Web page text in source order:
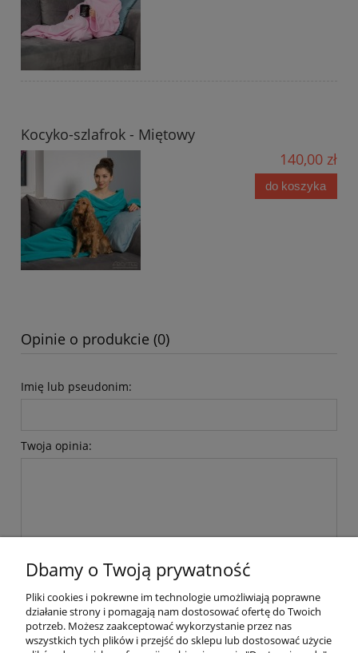
Kocyko-szlafrok - Miętowy
140,00 zł
do koszyka
Opinie o produkcie (0)
Imię lub pseudonim:
Twoja opinia:
Informacje
Dbamy o Twoją prywatność
Pliki cookies i pokrewne im technologie umożliwiają poprawne
działanie strony i pomagają nam dostosować ofertę do Twoich
potrzeb. Możesz zaakceptować wykorzystanie przez nas
wszystkich tych plików i przejść do sklepu lub dostosować użycie